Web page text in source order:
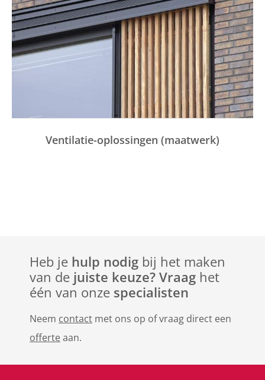
Ventilatie-oplossingen (maatwerk)
Heb je hulp nodig bij het maken
van de juiste keuze? Vraag het
één van onze specialisten
Neem contact met ons op of vraag direct een
offerteaan.